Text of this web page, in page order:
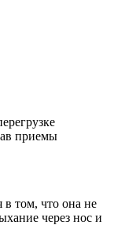
приемы
в том, что она не
через нос и